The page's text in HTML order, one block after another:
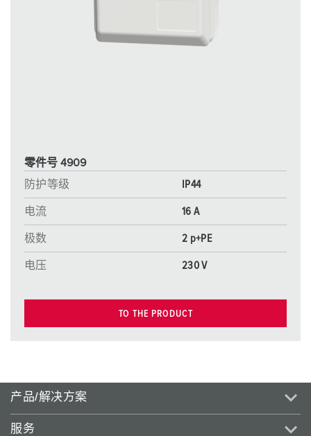
零件号 4909
防护等级
IP44
电流 16 A
极数 2 p+PE
电压 230 V
TO THE PRODUCT
产品/解决方案
服务